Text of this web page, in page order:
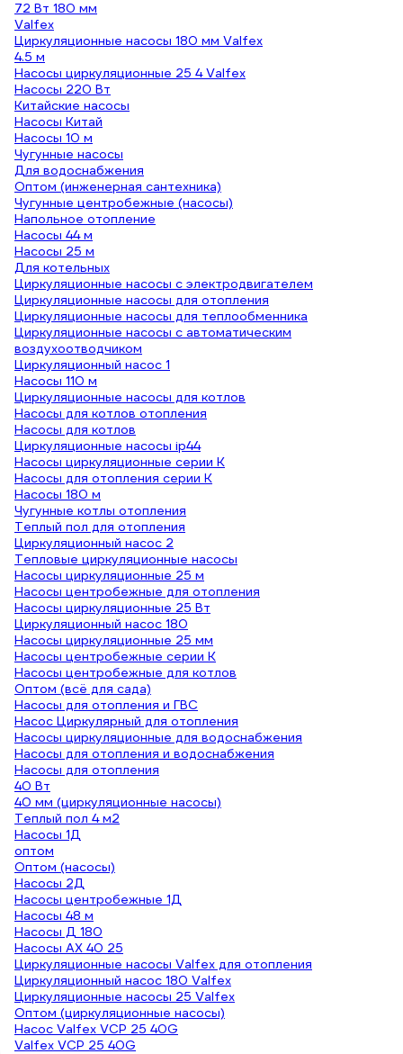
72 Вт 180 мм
Valfex
Циркуляционные насосы 180 мм Valfex
4.5 м
Насосы циркуляционные 25 4 Valfex
Насосы 220 Вт
Китайские насосы
Насосы Китай
Насосы 10 м
Чугунные насосы
Для водоснабжения
Оптом (инженерная сантехника)
Чугунные центробежные (насосы)
Напольное отопление
Насосы 44 м
Насосы 25 м
Для котельных
Циркуляционные насосы с электродвигателем
Циркуляционные насосы для отопления
Циркуляционные насосы для теплообменника
Циркуляционные насосы с автоматическим
воздухоотводчиком
Циркуляционный насос 1
Насосы 110 м
Циркуляционные насосы для котлов
Насосы для котлов отопления
Насосы для котлов
Циркуляционные насосы ip44
Насосы циркуляционные серии К
Насосы для отопления серии К
Насосы 180 м
Чугунные котлы отопления
Теплый пол для отопления
Циркуляционный насос 2
Тепловые циркуляционные насосы
Насосы циркуляционные 25 м
Насосы центробежные для отопления
Насосы циркуляционные 25 Вт
Циркуляционный насос 180
Насосы циркуляционные 25 мм
Насосы центробежные серии К
Насосы центробежные для котлов
Оптом (всё для сада)
Насосы для отопления и ГВС
Насос Циркулярный для отопления
Насосы циркуляционные для водоснабжения
Насосы для отопления и водоснабжения
Насосы для отопления
40 Вт
40 мм (циркуляционные насосы)
Теплый пол 4 м2
Насосы 1Д
оптом
Оптом (насосы)
Насосы 2Д
Насосы центробежные 1Д
Насосы 48 м
Насосы Д 180
Насосы АХ 40 25
Циркуляционные насосы Valfex для отопления
Циркуляционный насос 180 Valfex
Циркуляционные насосы 25 Valfex
Оптом (циркуляционные насосы)
Насос Valfex VCP 25 40G
Valfex VCP 25 40G